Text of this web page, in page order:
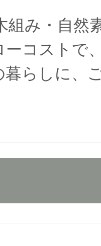
み・自然
コストで
らしに、